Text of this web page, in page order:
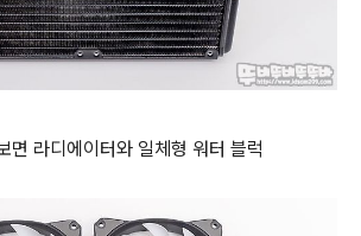
면 라디에이터와 일체형 워터 블럭